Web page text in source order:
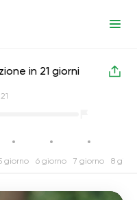
in 21 giorni
giorno 6 giorno 7 giorno 8